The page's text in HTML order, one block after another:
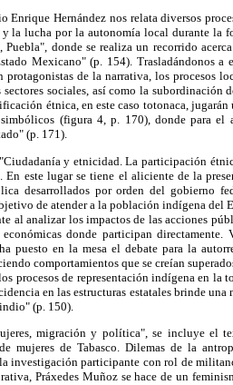
Hernández nos relata diversos
la lucha por la autonomía local durante la
Puebla", donde se realiza un recorrido
Mexicano" (p. 154). Trasladándonos a
protagonistas de la narrativa, los procesos
sociales, así como la
étnica, en este caso totonaca,
(figura 4, p. 170), donde para
(p. 171).
y etnicidad. La participación
En este lugar se tiene el aliciente de la
desarrollados por orden del gobierno
de atender a la población indígena del
al analizar los impactos de las acciones
donde participan
puesto en la mesa el debate para la
comportamientos que se creían
procesos de representación indígena en la
en las estructuras estatales brinde
(p. 150).
migración y política", se incluye el
mujeres de Tabasco. Dilemas de la
investigación participante con rol de
Práxedes Muñoz se hace de un